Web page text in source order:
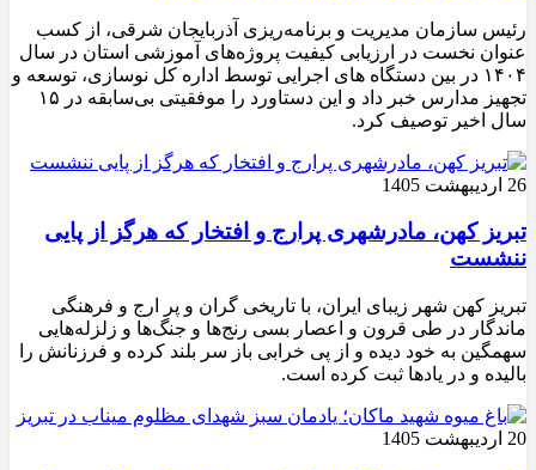
رئیس سازمان مدیریت و برنامه‌ریزی آذربایجان شرقی، از کسب
عنوان نخست در ارزیابی کیفیت پروژه‌های آموزشی استان در سال
۱۴۰۴ در بین دستگاه های اجرایی توسط اداره کل نوسازی، توسعه و
تجهیز مدارس خبر داد و این دستاورد را موفقیتی بی‌سابقه در ۱۵
سال اخیر توصیف کرد.
26 اردیبهشت 1405
تبریز کهن، مادرشهری پرارج و افتخار که هرگز از پایی
ننشست
تبریز کهن شهر زیبای ایران، با تاریخی گران و پر ارج و فرهنگی
ماندگار در طی قرون و اعصار بسی رنج‌ها و جنگ‌ها و زلزله‌هایی
سهمگین به خود دیده و از پی خرابی باز سر بلند کرده و فرزنانش را
بالیده و در یادها ثبت کرده است.
20 اردیبهشت 1405